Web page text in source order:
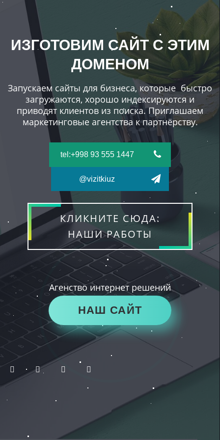
ИЗГОТОВИМ САЙТ С ЭТИМ
ДОМЕНОМ
Запускаем сайты для бизнеса, которые быстро
загружаются, хорошо индексируются и
приводят клиентов из поиска. Приглашаем
маркетинговые агентства к партнёрству.
tel:+998 93 555 1447
@vizitkiuz
КЛИКНИТЕ СЮДА:
НАШИ РАБОТЫ
Агенство интернет решений
НАШ САЙТ